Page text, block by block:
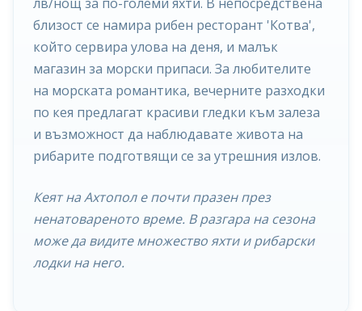
близост се намира рибен ресторант 'Котва',
който сервира улова на деня, и малък
магазин за морски припаси. За любителите
на морската романтика, вечерните разходки
по кея предлагат красиви гледки към залеза
и възможност да наблюдавате живота на
рибарите подготвящи се за утрешния излов.
Кеят на Ахтопол е почти празен през
ненатовареното време. В разгара на сезона
може да видите множество яхти и рибарски
лодки на него.